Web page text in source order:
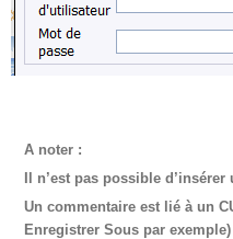
A noter :
Il n’est pas possible
Un commentaire est lié à un
Enregistrer Sous par exemple)